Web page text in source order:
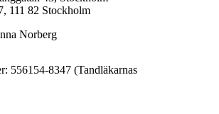
111 82 Stockholm
Norberg
556154-8347 (Tandläkarnas